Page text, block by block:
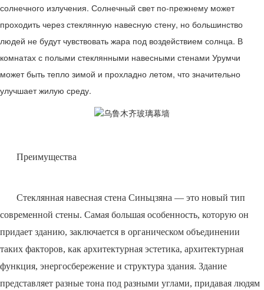
солнечного излучения. Солнечный свет по-прежнему может
проходить через стеклянную навесную стену, но большинство
людей не будут чувствовать жара под воздействием солнца. В
комнатах с полыми стеклянными навесными стенами Урумчи
может быть тепло зимой и прохладно летом, что значительно
улучшает жилую среду.
Преимущества
Стеклянная навесная стена Синьцзяна — это новый тип
современной стены. Самая большая особенность, которую он
придает зданию, заключается в органическом объединении
таких факторов, как архитектурная эстетика, архитектурная
функция, энергосбережение и структура здания. Здание
представляет разные тона под разными углами, придавая людям